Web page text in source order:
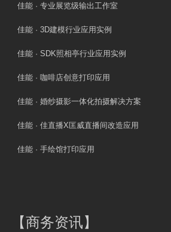
佳能 · 专业展览级输出工作室
佳能 · 3D建模行业应用实例
佳能 · SDK照相亭行业应用实例
佳能 · 咖啡店创意打印应用
佳能 · 婚纱摄影一体化拍摄解决方案
佳能 · 佳直播X匡威直播间改造应用
佳能 · 手绘馆打印应用
【商务资讯】